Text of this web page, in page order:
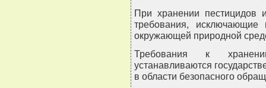
При хранении пестицидов
требования,
окружающей природной
Требования к
устанавливаются
в области безопасного